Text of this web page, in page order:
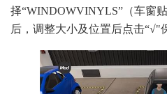
择“WINDOWVINYLS”（车窗
后，调整大小及位置后点击“√"